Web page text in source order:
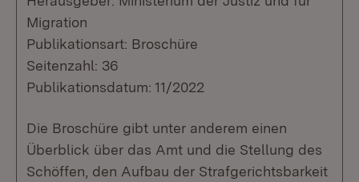
Migration
Publikationsart: Broschüre
Seitenzahl: 36
Publikationsdatum: 11/2022
Die Broschüre gibt unter anderem einen
Überblick über das Amt und die Stellung des
Schöffen, den Aufbau der Strafgerichtsbarkeit